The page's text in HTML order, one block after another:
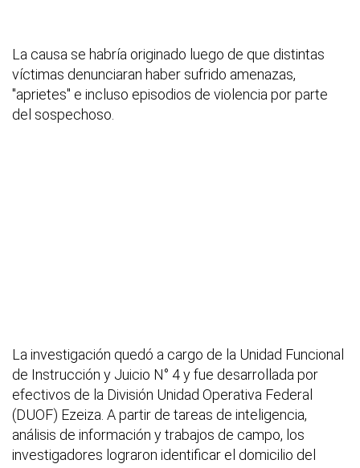
La causa se habría originado luego de que distintas
víctimas denunciaran haber sufrido amenazas,
"aprietes" e incluso episodios de violencia por parte
del sospechoso.
La investigación quedó a cargo de la Unidad Funcional
de Instrucción y Juicio N° 4 y fue desarrollada por
efectivos de la División Unidad Operativa Federal
(DUOF) Ezeiza. A partir de tareas de inteligencia,
análisis de información y trabajos de campo, los
investigadores lograron identificar el domicilio del